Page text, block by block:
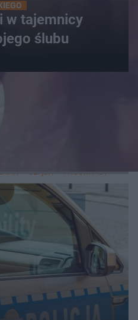
w tajemnicy
ślubu
TRÓJMIASTO